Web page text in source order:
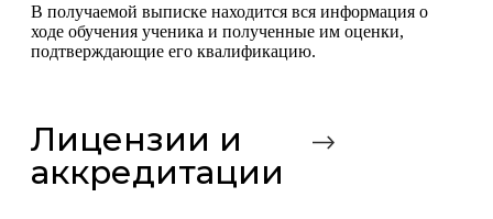
В получаемой выписке находится вся информация о
ходе обучения ученика и полученные им оценки,
подтверждающие его квалификацию.
Лицензии и
аккредитации